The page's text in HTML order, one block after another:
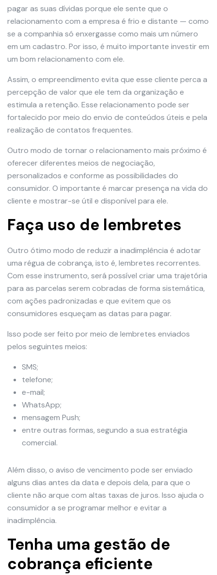
pagar as suas dívidas porque ele sente que o
relacionamento com a empresa é frio e distante — como
se a companhia só enxergasse como mais um número
em um cadastro. Por isso, é muito importante investir em
um bom relacionamento com ele.
Assim, o empreendimento evita que esse cliente perca a
percepção de valor que ele tem da organização e
estimula a retenção. Esse relacionamento pode ser
fortalecido por meio do envio de conteúdos úteis e pela
realização de contatos frequentes.
Outro modo de tornar o relacionamento mais próximo é
oferecer diferentes meios de negociação,
personalizados e conforme as possibilidades do
consumidor. O importante é marcar presença na vida do
cliente e mostrar-se útil e disponível para ele.
Faça uso de lembretes
Outro ótimo modo de reduzir a inadimplência é adotar
uma régua de cobrança, isto é, lembretes recorrentes.
Com esse instrumento, será possível criar uma trajetória
para as parcelas serem cobradas de forma sistemática,
com ações padronizadas e que evitem que os
consumidores esqueçam as datas para pagar.
Isso pode ser feito por meio de lembretes enviados
pelos seguintes meios:
SMS;
telefone;
e-mail;
WhatsApp;
mensagem Push;
entre outras formas, segundo a sua estratégia
comercial.
Além disso, o aviso de vencimento pode ser enviado
alguns dias antes da data e depois dela, para que o
cliente não arque com altas taxas de juros. Isso ajuda o
consumidor a se programar melhor e evitar a
inadimplência.
Tenha uma gestão de
cobrança eficiente